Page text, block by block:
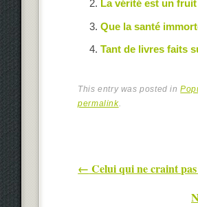
La vérité est un
Que la santé
Tant de livres faits
This entry was posted in
permalink.
Post
← Celui qui ne craint pas